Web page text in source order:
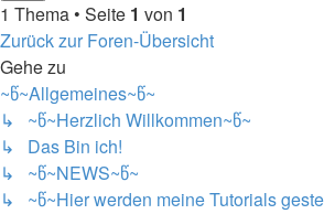
1 Thema • Seite 1 von 1
Zurück zur Foren-Übersicht
Gehe zu
~წ~Allgemeines~წ~
↳ ~წ~Herzlich Willkommen~წ~
↳ Das Bin ich!
↳ ~წ~NEWS~წ~
↳ ~წ~Hier werden meine Tutorials